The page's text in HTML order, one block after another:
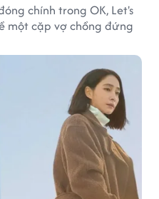
chính trong OK, Let's
một cặp vợ chồng đứng